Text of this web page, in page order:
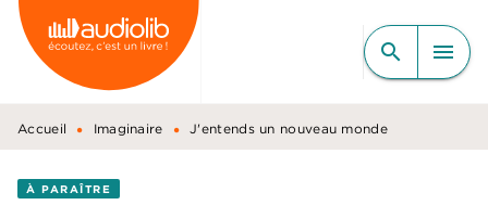
MENU RECHERCHE
CONTENU
PIED DE PAGE
search menu
Accueil • Imaginaire • J'entends un nouveau monde
À PARAÎTRE